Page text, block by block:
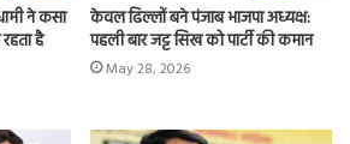
ने कसा
है
केवल ढिल्लों बने पंजाब भाजपा अध्यक्ष:
पहली बार जट्ट सिख को पार्टी की कमान
May 28, 2026